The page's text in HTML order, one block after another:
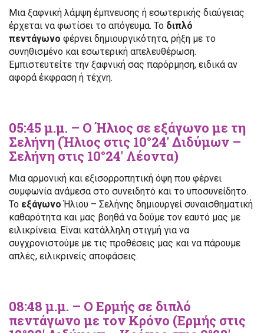
Μια ξαφνική λάμψη έμπνευσης ή εσωτερικής διαύγειας
έρχεται να φωτίσει το απόγευμα. Το διπλό
πεντάγωνο φέρνει δημιουργικότητα, ρήξη με το
συνηθισμένο και εσωτερική απελευθέρωση.
Εμπιστευτείτε την ξαφνική σας παρόρμηση, ειδικά αν
αφορά έκφραση ή τέχνη.
05:45 μ.μ. – Ο Ήλιος σε εξάγωνο με τη
Σελήνη (Ήλιος στις 10°24′ Διδύμων –
Σελήνη στις 10°24′ Λέοντα)
Μια αρμονική και εξισορροπητική όψη που φέρνει
συμφωνία ανάμεσα στο συνειδητό και το υποσυνείδητο.
Το εξάγωνοΉλιου – Σελήνης δημιουργεί συναισθηματική
καθαρότητα και μας βοηθά να δούμε τον εαυτό μας με
ειλικρίνεια. Είναι κατάλληλη στιγμή για να
συγχρονιστούμε με τις προθέσεις μας και να πάρουμε
απλές, ειλικρινείς αποφάσεις.
08:48 μ.μ. – Ο Ερμής σε διπλό
πεντάγωνο με τον Κρόνο (Ερμής στις